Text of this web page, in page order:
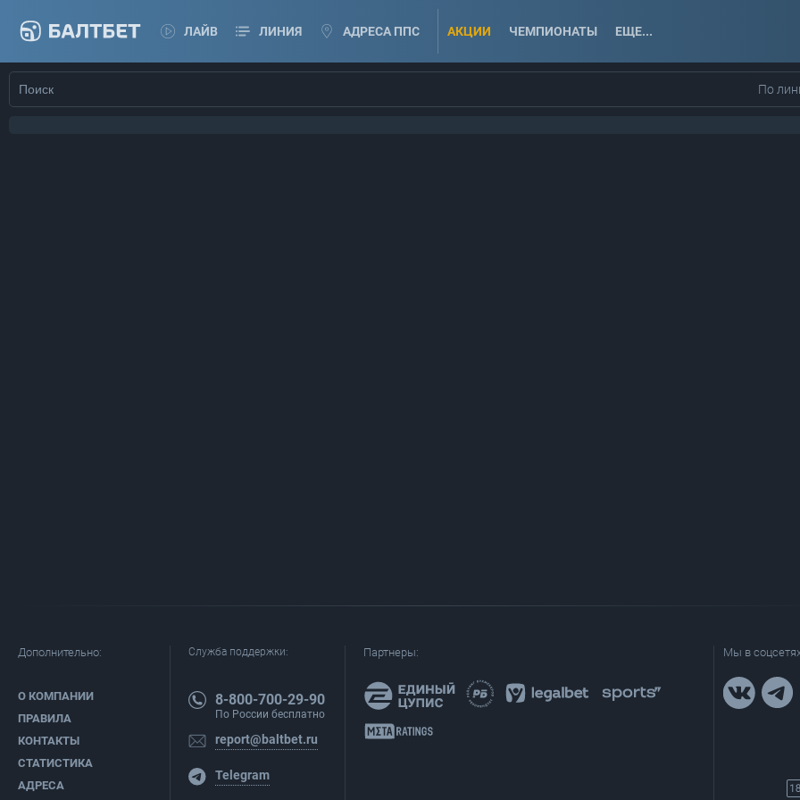
ЛАЙВ ЛИНИЯ АДРЕСА ППС АКЦИИ ЧЕМПИОНАТЫ ЕЩЕ...
По
Дополнительно:
О КОМПАНИИ
ПРАВИЛА
КОНТАКТЫ
СТАТИСТИКА
АДРЕСА
Служба поддержки:
8-800-700-29-90
По России бесплатно
report@baltbet.ru
Telegram
Партнеры: Мы в